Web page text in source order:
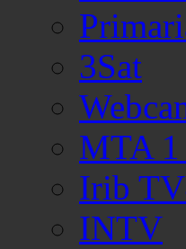
3Sat
MTA
Irib
INTV